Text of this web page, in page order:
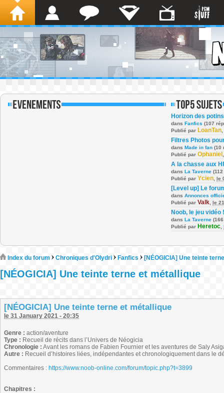
Horizon des potins
dans Fanfics (107
Publié par LoanTan
Filtres Photos
dans Made in fan (10
Publié par Ophaniel
A la chasse aux
dans La Taverne
Publié par Ycien le
[Level up] Le
dans Annonces
Publié par Valk le
Noob, le jeu vidéo !
dans La Taverne
Publié par Heretoc
Index du forum Chroniques d'Olydri Fanfics [NÉOGICIA] Une teinte
[NÉOGICIA] Une teinte terne et métallique
[NÉOGICIA] Une teinte terne et métallique
le 31 January 2021 - 20:35
Genre : action/aventure
Type : Recueil de récits dans l’Univers de Néogicia
Chronologie : Avant les romans de Fabien Fournier et les aventures de Saly
Autre : Recueil d’histoires liées, indépendantes et chronologiquement dans le
Commentaires : https://www.noob-online.com/forum/topic.php?t=3899
Chapitres :